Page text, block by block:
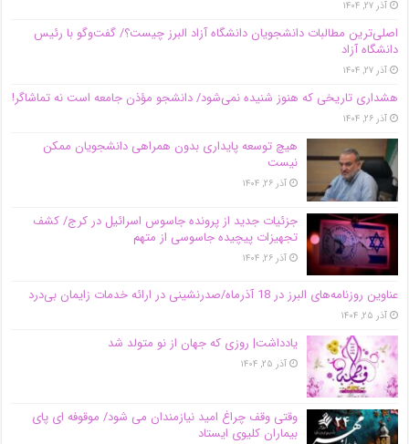
آذر ۲۷, ۱۴۰۴
اصلی‌ترین مطالبات دانشجویان دانشگاه آزاد البرز چیست؟/ گفت‌وگو با رئیس
دانشگاه آز‌اد
آذر ۲۷, ۱۴۰۴
هشداری تاریخی که هنوز شنیده نمی‌شود/ دانشجو مؤذن جامعه است نه تماشاگر!
آذر ۲۶, ۱۴۰۴
هیچ توسعه پایداری بدون همراهی دانشجویان ممکن
نیست
آذر ۲۶, ۱۴۰۴
جزئیات جدید از پرونده جاسوس اسرائیل در کرج/‌ کشف
تجهیزات پیچیده جاسوسی از متهم
آذر ۲۶, ۱۴۰۴
عناوین روزنامه‌های البرز در ‌18 آذرماه/صدرنشینی در ارائه خدمات زایمان بی‌درد
آذر ۲۵, ۱۴۰۴
یادداشت| روزی که جهان از نو متولد شد
آذر ۲۵, ۱۴۰۴
وقتی وقف چراغ امید نیازمندان می شود/ موقوفه ای پای
بیماران کلیوی ایستاد